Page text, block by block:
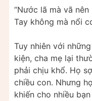
“Nước lã mà vã nên
Tay không mà nổi
Tuy nhiên với
kiện, cha mẹ lại
phải chịu khổ. Họ
chiều con. Nhưng
khiến cho nhiều